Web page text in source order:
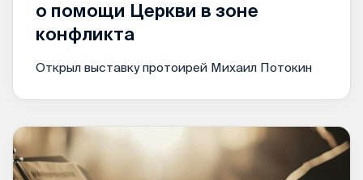
о помощи Церкви в зоне
конфликта
Открыл выставку протоирей Михаил Потокин